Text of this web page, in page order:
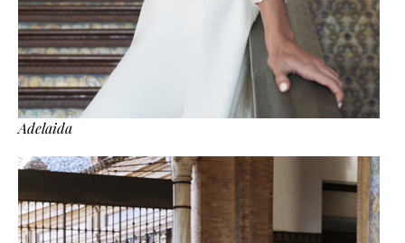
Adelaida